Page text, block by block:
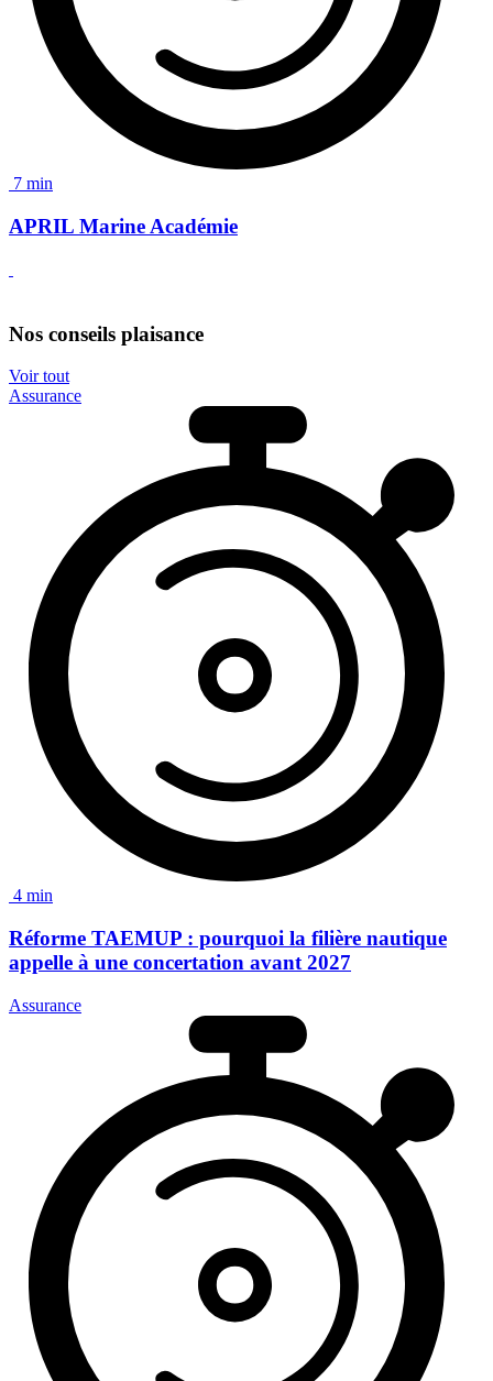
7 min
APRIL Marine Académie
Nos conseils plaisance
Voir tout
Assurance
4 min
Réforme TAEMUP : pourquoi la filière nautique
appelle à une concertation avant 2027
Assurance